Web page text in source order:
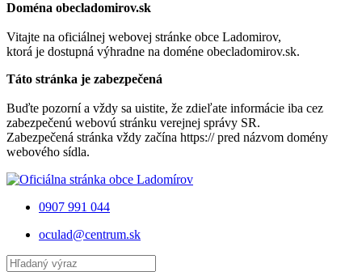
Doména obecladomirov.sk
Vitajte na oficiálnej webovej stránke obce Ladomirov,
ktorá je dostupná výhradne na doméne obecladomirov.sk.
Táto stránka je zabezpečená
Buďte pozorní a vždy sa uistite, že zdieľate informácie iba cez
zabezpečenú webovú stránku verejnej správy SR.
Zabezpečená stránka vždy začína https:// pred názvom domény
webového sídla.
0907 991 044
oculad@centrum.sk